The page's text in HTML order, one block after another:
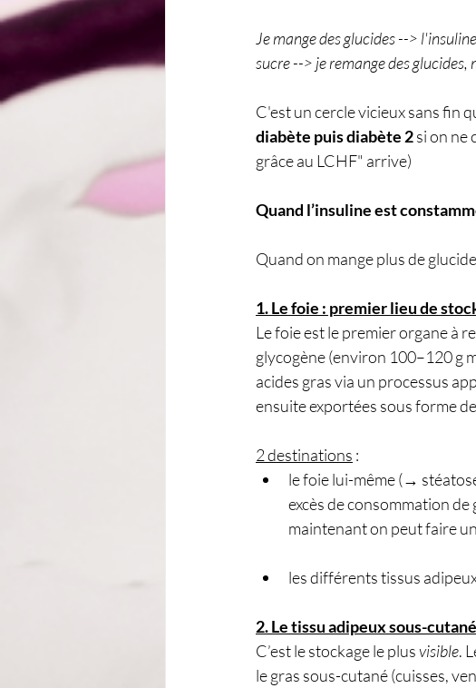
Je mange des glucides -->
sucre --> je remange des
C'est un cercle vicieux sans fin
diabète puis diabète 2 si on ne
grâce au LCHF" arrive)
Quand l’insuline est
Quand on mange plus de
1. Le foie : premier lieu de
Le foie est le premier organe à
glycogène (environ 100–120 g
acides gras via un processus
ensuite exportées sous forme de
2 destinations :
le foie lui-même (→
excès de consommation de
maintenant on peut faire
les différents tissus
2. Le tissu adipeux sous-
C’est le stockage le plus visible.
le gras sous-cutané (cuisses,